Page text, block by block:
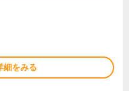
細をみる